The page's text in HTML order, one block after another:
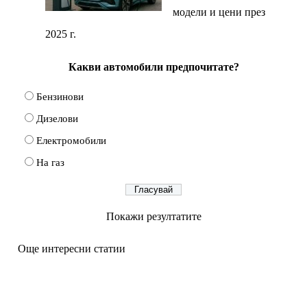
модели и цени през
2025 г.
Какви автомобили предпочитате?
Бензинови
Дизелови
Електромобили
На газ
Покажи резултатите
Още интересни статии